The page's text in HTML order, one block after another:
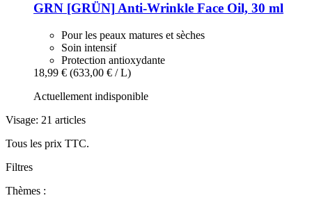
GRN [GRÜN] Anti-​Wrinkle Face Oil, 30 ml
Pour les peaux matures et sèches
Soin intensif
Protection antioxydante
18,99 € (633,00 € / L)
Actuellement indisponible
Visage: 21 articles
Tous les prix TTC.
Filtres
Thèmes :